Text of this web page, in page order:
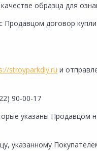
образца для
Продавцом договор
stroyparkdiy.ru и
90-00-17
указаны Продавцом
указанному